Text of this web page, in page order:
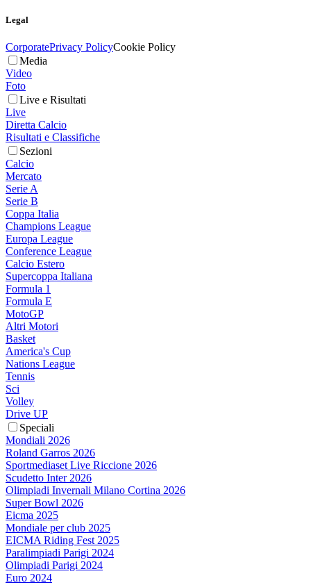
Legal
CorporatePrivacy PolicyCookie Policy
Media
Video
Foto
Live e Risultati
Live
Diretta Calcio
Risultati e Classifiche
Sezioni
Calcio
Mercato
Serie A
Serie B
Coppa Italia
Champions League
Europa League
Conference League
Calcio Estero
Supercoppa Italiana
Formula 1
Formula E
MotoGP
Altri Motori
Basket
America's Cup
Nations League
Tennis
Sci
Volley
Drive UP
Speciali
Mondiali 2026
Roland Garros 2026
Sportmediaset Live Riccione 2026
Scudetto Inter 2026
Olimpiadi Invernali Milano Cortina 2026
Super Bowl 2026
Eicma 2025
Mondiale per club 2025
EICMA Riding Fest 2025
Paralimpiadi Parigi 2024
Olimpiadi Parigi 2024
Euro 2024